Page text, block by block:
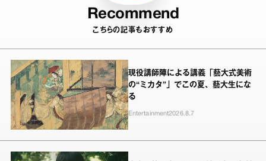
Recommend
こちらの記事もおすすめ
現役講師陣による講義「藝大式美術
の“ミカタ”」でこの夏、藝大生にな
る
Entertainment2026.8.7